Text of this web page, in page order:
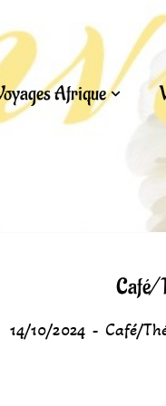
Afrique
Café/
14/10/2024 Café/